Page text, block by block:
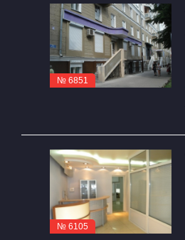
№ 6851
№ 6105